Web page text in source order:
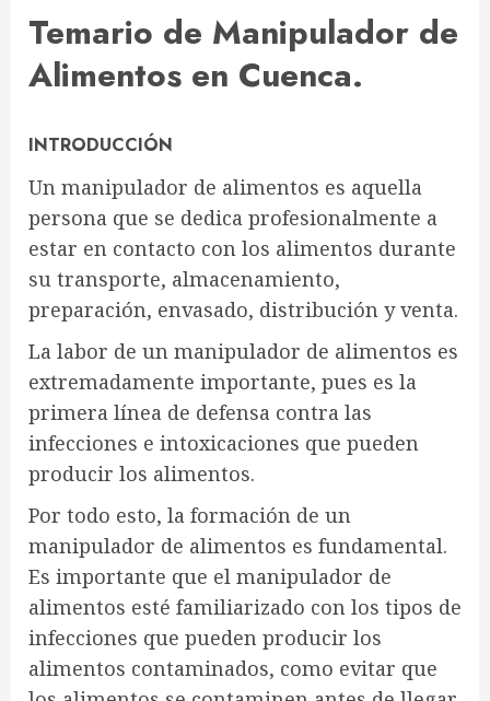
Temario de Manipulador de
Alimentos en Cuenca.
INTRODUCCIÓN
Un manipulador de alimentos es aquella
persona que se dedica profesionalmente a
estar en contacto con los alimentos durante
su transporte, almacenamiento,
preparación, envasado, distribución y venta.
La labor de un manipulador de alimentos es
extremadamente importante, pues es la
primera línea de defensa contra las
infecciones e intoxicaciones que pueden
producir los alimentos.
Por todo esto, la formación de un
manipulador de alimentos es fundamental.
Es importante que el manipulador de
alimentos esté familiarizado con los tipos de
infecciones que pueden producir los
alimentos contaminados, como evitar que